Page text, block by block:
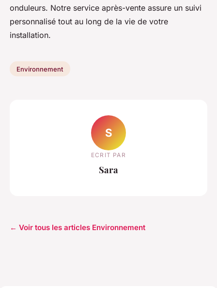
onduleurs. Notre service après-vente assure un suivi
personnalisé tout au long de la vie de votre
installation.
Environnement
S
ECRIT PAR
Sara
← Voir tous les articles Environnement